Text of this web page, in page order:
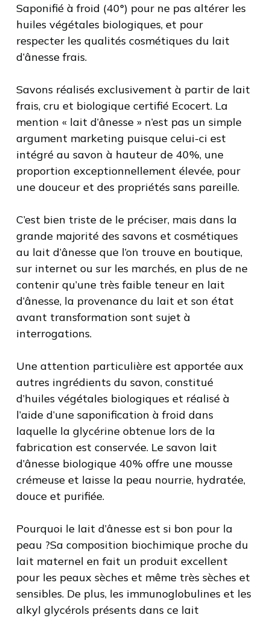
Saponifié à froid (40°) pour ne pas altérer les
huiles végétales biologiques, et pour
respecter les qualités cosmétiques du lait
d’ânesse frais.
Savons réalisés exclusivement à partir de lait
frais, cru et biologique certifié Ecocert. La
mention « lait d’ânesse » n’est pas un simple
argument marketing puisque celui-ci est
intégré au savon à hauteur de 40%, une
proportion exceptionnellement élevée, pour
une douceur et des propriétés sans pareille.
C’est bien triste de le préciser, mais dans la
grande majorité des savons et cosmétiques
au lait d’ânesse que l’on trouve en boutique,
sur internet ou sur les marchés, en plus de ne
contenir qu’une très faible teneur en lait
d’ânesse, la provenance du lait et son état
avant transformation sont sujet à
interrogations.
Une attention particulière est apportée aux
autres ingrédients du savon, constitué
d’huiles végétales biologiques et réalisé à
l’aide d’une saponification à froid dans
laquelle la glycérine obtenue lors de la
fabrication est conservée. Le savon lait
d’ânesse biologique 40% offre une mousse
crémeuse et laisse la peau nourrie, hydratée,
douce et purifiée.
Pourquoi le lait d’ânesse est si bon pour la
peau ?Sa composition biochimique proche du
lait maternel en fait un produit excellent
pour les peaux sèches et même très sèches et
sensibles. De plus, les immunoglobulines et les
alkyl glycérols présents dans ce lait